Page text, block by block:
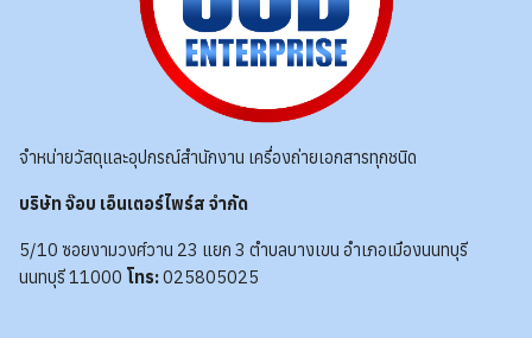
จำหน่ายวัสดุและอุปกรณ์สำนักงาน เครื่องถ่ายเอกสารทุกชนิด
บริษัท จ๊อบ เอ็นเตอร์ไพร์ส จำกัด
5/10 ซอยงามวงศ์วาน 23 แยก 3 ตำบลบางเขน อำเภอเมืองนนทบุรี
นนทบุรี 11000 โทร:025805025